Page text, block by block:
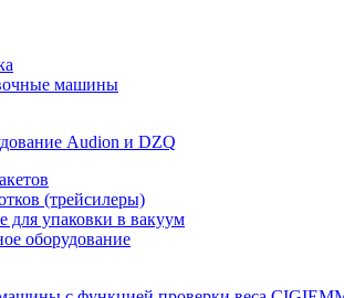
машины
Audion и DZQ
(трейсилеры)
для упаковки в вакуум
оборудование